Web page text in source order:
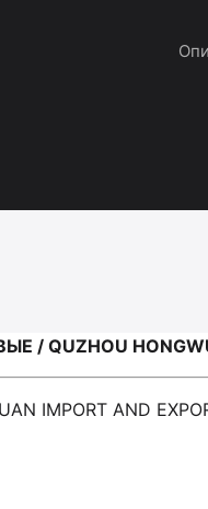
IMPORT AND